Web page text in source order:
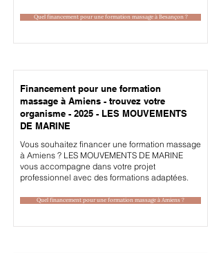
Quel financement pour une formation massage à Besançon ?
Financement pour une formation
massage à Amiens - trouvez votre
organisme - 2025 - LES MOUVEMENTS
DE MARINE
Vous souhaitez financer une formation massage
à Amiens ? LES MOUVEMENTS DE MARINE
vous accompagne dans votre projet
professionnel avec des formations adaptées.
Quel financement pour une formation massage à Amiens ?